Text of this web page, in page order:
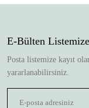
E-Bülten
Posta listemize kayıt
yararlanabilirsiniz.